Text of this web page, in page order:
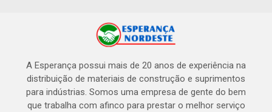
A Esperança possui mais de 20 anos de experiência na
distribuição de materiais de construção e suprimentos
para indústrias. Somos uma empresa de gente do bem
que trabalha com afinco para prestar o melhor serviço